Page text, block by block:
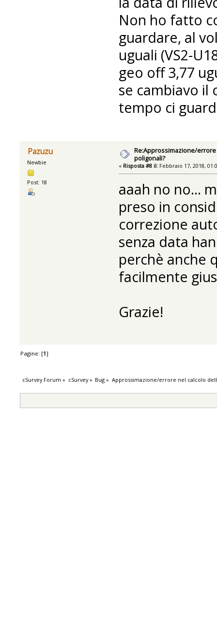
Non ho fatto
guardare, al
uguali (VS2-
geo off 3,77
se cambiavo il
tempo ci
Pazuzu
Newbie
Post: 18
Re:Approssimazione/
poligonali?
« Risposta #8 il:Febbraio 17, 2018,
aaah no no...
preso in
correzione
senza data
perchè anche
facilmente
Grazie!
Pagine: [1]
cSurvey Forum » cSurvey» Bug » Approssimazione/errore nel calcolo